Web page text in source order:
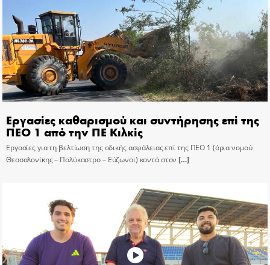
Εργασίες καθαρισμού και συντήρησης επί της
ΠΕΟ 1 από την ΠΕ Κιλκίς
Εργασίες για τη βελτίωση της οδικής ασφάλειας επί της ΠΕΟ 1 (όρια νομού
Θεσσαλονίκης – Πολύκαστρο – Εύζωνοι) κοντά στον […]